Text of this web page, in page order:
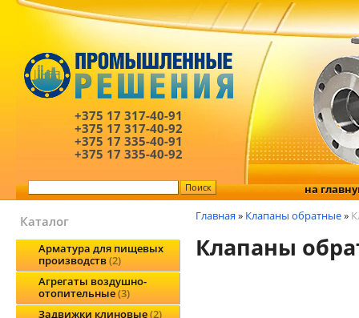
+375 17 317-40-91
+375 17 317-40-92
+375 17 335-40-91
+375 17 335-40-92
на
Каталог
Арматура для пищевых
производств 2
Агрегаты воздушно-
отопительные 3
Задвижки клиновые 2
Главная » Клапаны обратные»
Клапаны